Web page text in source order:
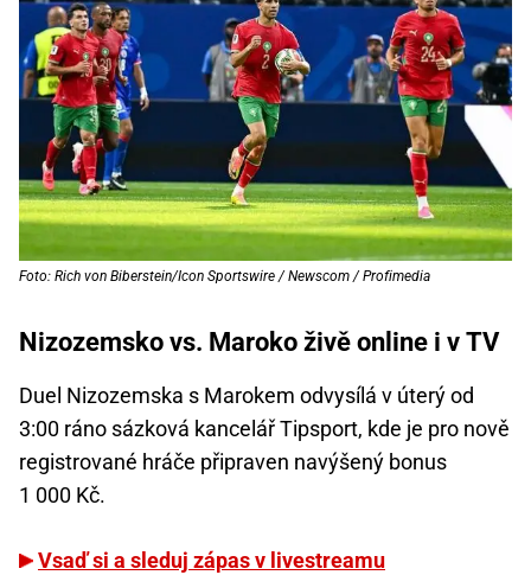
Foto: Rich von Biberstein/Icon Sportswire / Newscom / Profimedia
Nizozemsko vs. Maroko živě online i v TV
Duel Nizozemska s Marokem odvysílá v úterý od
3:00 ráno sázková kancelář Tipsport, kde je pro nově
registrované hráče připraven navýšený bonus
1 000 Kč.
Vsaď si a sleduj zápas v livestreamu